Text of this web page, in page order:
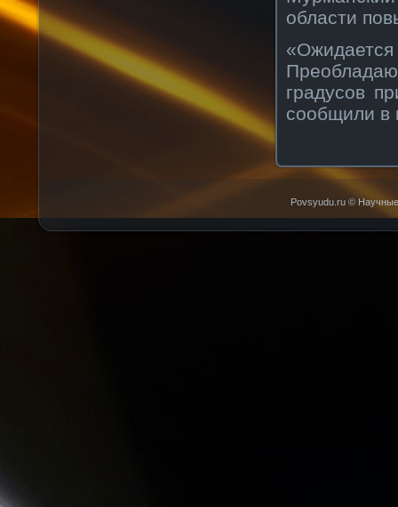
области
градусов
сообщили в
Povsyudu.ru © Научные